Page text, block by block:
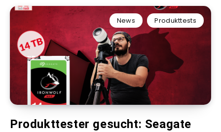
News Produkttests
Produkttester gesucht: Seagate